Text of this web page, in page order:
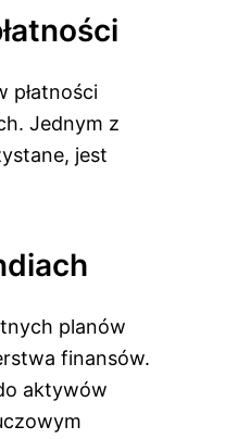
płatności
Jednym z
jest
planów
finansów.
aktywów